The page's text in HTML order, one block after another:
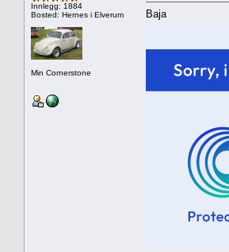
Innlegg: 1884
Bosted: Hernes i Elverum
Min Cornerstone
Baja